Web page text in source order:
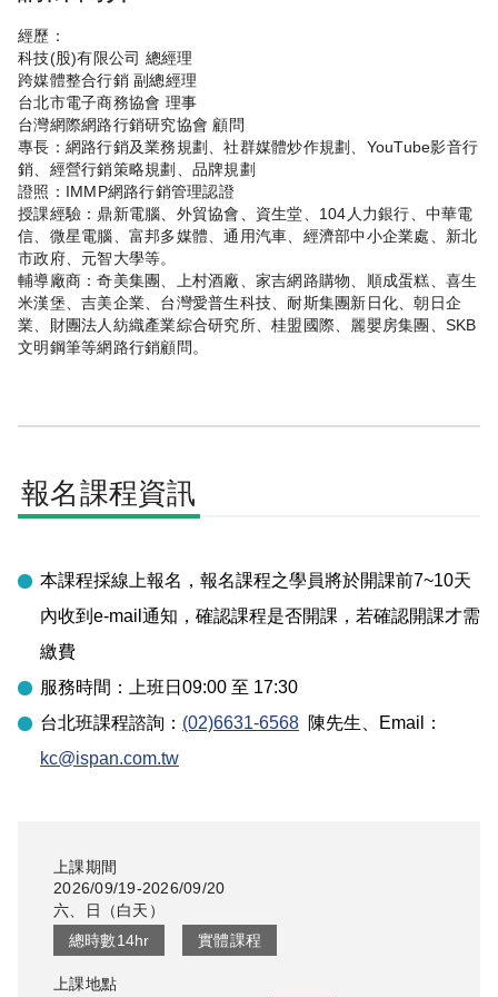
經歷：
科技(股)有限公司 總經理
跨媒體整合行銷 副總經理
台北市電子商務協會 理事
台灣網際網路行銷研究協會 顧問
專長：網路行銷及業務規劃、社群媒體炒作規劃、YouTube影音行
銷、經營行銷策略規劃、品牌規劃
證照：IMMP網路行銷管理認證
授課經驗：鼎新電腦、外貿協會、資生堂、104人力銀行、中華電
信、微星電腦、富邦多媒體、通用汽車、經濟部中小企業處、新北
市政府、元智大學等。
輔導廠商：奇美集團、上村酒廠、家吉網路購物、順成蛋糕、喜生
米漢堡、吉美企業、台灣愛普生科技、耐斯集團新日化、朝日企
業、財團法人紡織產業綜合研究所、桂盟國際、麗嬰房集團、SKB
文明鋼筆等網路行銷顧問。
報名課程資訊
本課程採線上報名，報名課程之學員將於開課前7~10天
內收到e-mail通知，確認課程是否開課，若確認開課才需
繳費
服務時間：上班日09:00 至 17:30
台北班課程諮詢： (02)6631-6568 陳先生 、Email：
kc@ispan.com.tw
上課期間
2026/09/19-2026/09/20
六、日
（白天 ）
總時數14hr 實體課程
上課地點